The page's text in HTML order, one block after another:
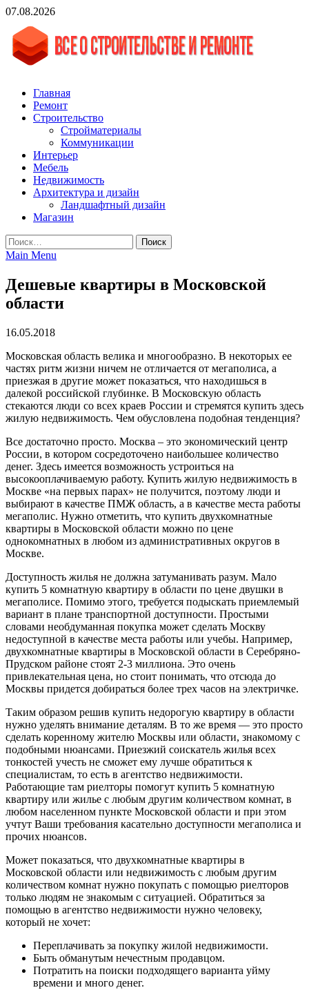
Skip
content
07.08.2026
vgasa.ru
Строительный журнал. Всё о строительстве и ремонтах
Главная
Ремонт
Строительство
Стройматериалы
Коммуникации
Интерьер
Мебель
Недвижимость
Архитектура и дизайн
Ландшафтный дизайн
Магазин
Найти:
Main Menu
Дешевые квартиры в Московской
области
16.05.2018
Московская область велика и многообразно. В некоторых ее
частях ритм жизни ничем не отличается от мегаполиса, а
приезжая в другие может показаться, что находишься в
далекой российской глубинке. В Московскую область
стекаются люди со всех краев России и стремятся купить здесь
жилую недвижимость. Чем обусловлена подобная тенденция?
Все достаточно просто. Москва – это экономический центр
России, в котором сосредоточено наибольшее количество
денег. Здесь имеется возможность устроиться на
высокооплачиваемую работу. Купить жилую недвижимость в
Москве «на первых парах» не получится, поэтому люди и
выбирают в качестве ПМЖ область, а в качестве места работы
мегаполис. Нужно отметить, что купить двухкомнатные
квартиры в Московской области можно по цене
однокомнатных в любом из административных округов в
Москве.
Доступность жилья не должна затуманивать разум. Мало
купить 5 комнатную квартиру в области по цене двушки в
мегаполисе. Помимо этого, требуется подыскать приемлемый
вариант в плане транспортной доступности. Простыми
словами необдуманная покупка может сделать Москву
недоступной в качестве места работы или учебы. Например,
двухкомнатные квартиры в Московской области в Серебряно-
Прудском районе стоят 2-3 миллиона. Это очень
привлекательная цена, но стоит понимать, что отсюда до
Москвы придется добираться более трех часов на электричке.
Таким образом решив купить недорогую квартиру в области
нужно уделять внимание деталям. В то же время — это просто
сделать коренному жителю Москвы или области, знакомому с
подобными нюансами. Приезжий соискатель жилья всех
тонкостей учесть не сможет ему лучше обратиться к
специалистам, то есть в агентство недвижимости.
Работающие там риелторы помогут купить 5 комнатную
квартиру или жилье с любым другим количеством комнат, в
любом населенном пункте Московской области и при этом
учтут Ваши требования касательно доступности мегаполиса и
прочих нюансов.
Может показаться, что двухкомнатные квартиры в
Московской области или недвижимость с любым другим
количеством комнат нужно покупать с помощью риелторов
только людям не знакомым с ситуацией. Обратиться за
помощью в агентство недвижимости нужно человеку,
который не хочет:
Переплачивать за покупку жилой недвижимости.
Быть обманутым нечестным продавцом.
Потратить на поиски подходящего варианта уйму
времени и много денег.